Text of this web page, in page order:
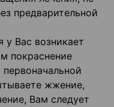
предварительной
у Вас возникает
покраснение
жжение,
Вам следует